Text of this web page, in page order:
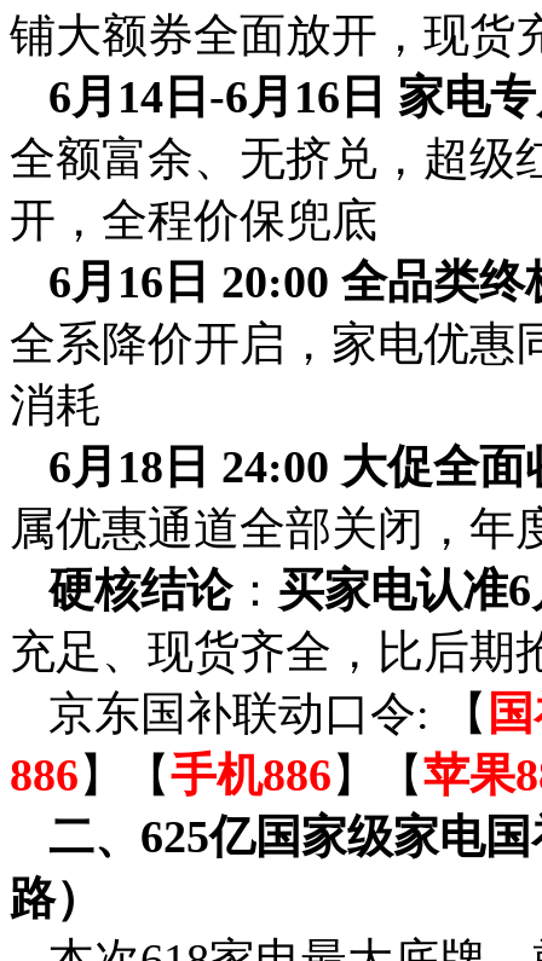
铺大额券全面放开，现货
6月14日-6月16日 家电
全额富余、无挤兑，超级
开，全程价保兜底
6月16日 20:00 全品类
全系降价开启，家电优惠
消耗
6月18日 24:00 大促全面
属优惠通道全部关闭，年
硬核结论： 买家电认准
充足、现货齐全，比后期
京东国补联动口令: 【
886】【手机886】【苹果
二、625亿国家级家电
路）